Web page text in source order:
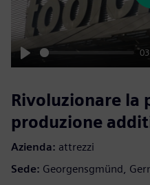
Play
Rivoluzionare la
produzione
Azienda: attrezzi
Sede: Georgensgmünd,